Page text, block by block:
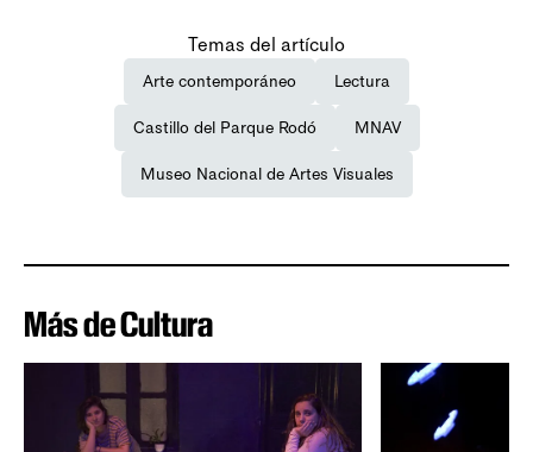
Temas del artículo
Arte contemporáneo Lectura
Castillo del Parque Rodó MNAV
Museo Nacional de Artes Visuales
Más de Cultura